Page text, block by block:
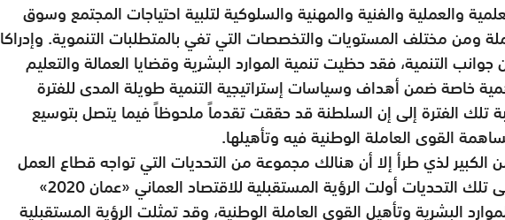
والعملية والفنية والمهنية والسلوكية لتلبية احتياجات المجتمع وسوق
ومن مختلف المستويات والتخصصات التي تفي بالمتطلبات التنموية. وإدراكا
التنمية، فقد حظيت تنمية الموارد البشرية وقضايا العمالة والتعليم
خاصة ضمن أهداف وسياسات إستراتيجية التنمية طويلة المدى للفترة
تجربة تلك الفترة إلى إن السلطنة قد حققت تقدماً ملحوظاً فيما يتصل بتوسيع
القوى العاملة الوطنية فيه وتأهيلها.
الكبير لذي طرأ إلا أن هنالك مجموعة من التحديات التي تواجه قطاع العمل
والتعمين. وللتغلب على تلك التحديات أولت الرؤية المستقبلية للاقتصاد العماني «عمان 2020»
البشرية وتأهيل القوى العاملة الوطنية، وقد تمثلت الرؤية المستقبلية